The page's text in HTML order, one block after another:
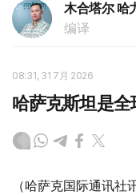
木合塔尔 哈
编译
08:31, 31 7月 2026
哈萨克斯坦是
（哈萨克国际通讯